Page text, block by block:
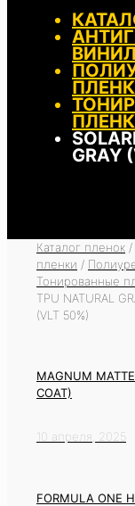
GRAY
Каталог пленок /
пленки /
Тонированные
TPU NATURAL
(VLT 50%)
MAGNUM
COAT)
10 апреля, 2025
FORMULA ONE